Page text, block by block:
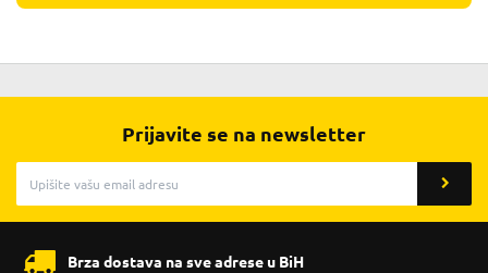
Prijavite se na newsletter
Brza dostava na sve adrese u BiH